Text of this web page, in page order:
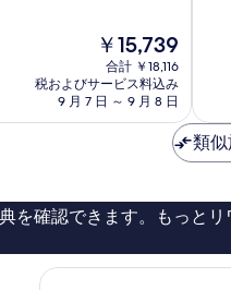
現
在
の
料
金
￥15,739
合計 ￥18,116
税およびサービス料込み
9 月 7 日 ～ 9 月 8 日
尖
沙
咀
良
い
口
ミ
件
類
を確認できます。もっと